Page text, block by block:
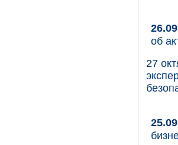
об
27